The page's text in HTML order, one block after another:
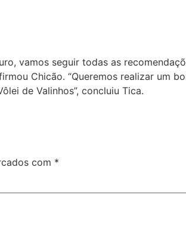
vamos seguir todas as
Chicão. “Queremos realizar um
de Valinhos”, concluiu Tica.
com *